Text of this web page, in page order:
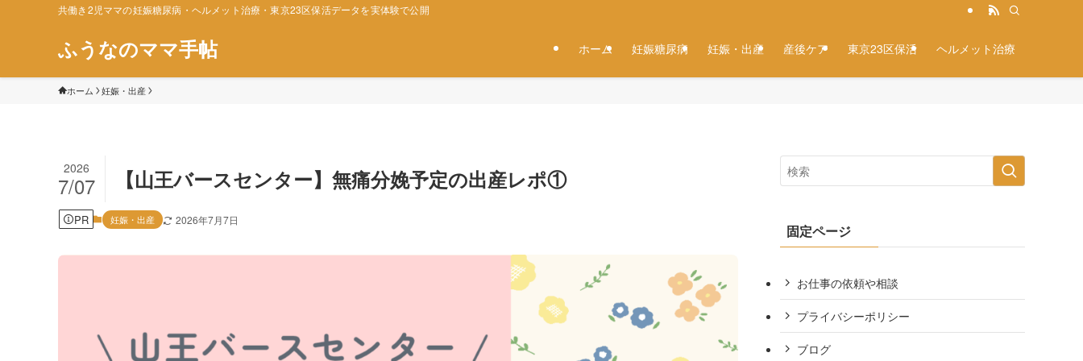
共働き2児ママの妊娠糖尿病・ヘルメット治療・東京23区保活データを実体験で公開
ふうなのママ手帖 ホーム 妊娠糖尿病 妊娠・出産 産後ケア 東京23区保活 ヘルメット治療
ホーム 妊娠・出産
【山王バースセンター】無痛分娩予定の出産レポ①
2026
7/07
PR 妊娠・出産 2026年7月7日
固定ページ
お仕事の依頼や相談
プライバシーポリシー
ブログ